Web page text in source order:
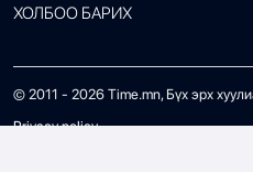
ХОЛБОО БАРИХ
© 2011 - 2026 Time.mn, Бүх эрх
Privacy policy